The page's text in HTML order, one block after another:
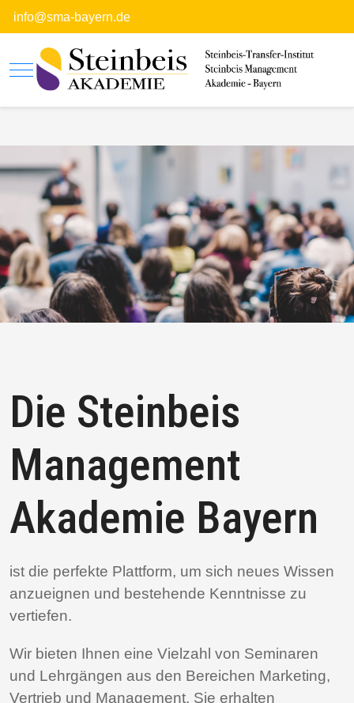
info@sma-bayern.de
Die Steinbeis
Management
Akademie Bayern
ist die perfekte Plattform, um sich neues Wissen
anzueignen und bestehende Kenntnisse zu
vertiefen.
Wir bieten Ihnen eine Vielzahl von Seminaren
und Lehrgängen aus den Bereichen Marketing,
Vertrieb und Management. Sie erhalten